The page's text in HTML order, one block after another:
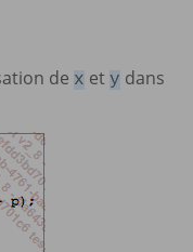
de x et y dans